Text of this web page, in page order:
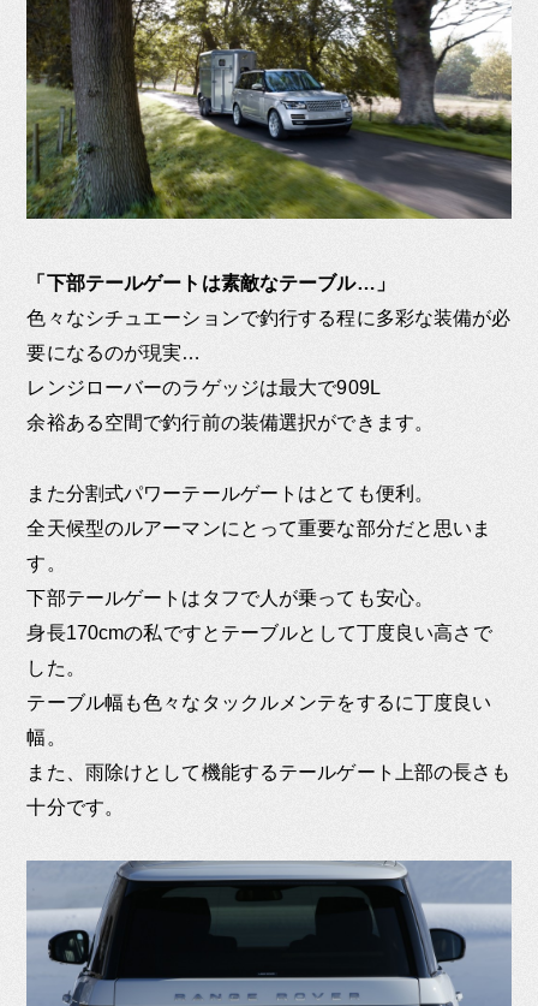
「下部テールゲートは素敵なテーブル…」
色々なシチュエーションで釣行する程に多彩な装備が必
要になるのが現実…
レンジローバーのラゲッジは最大で909L
余裕ある空間で釣行前の装備選択ができます。
また分割式パワーテールゲートはとても便利。
全天候型のルアーマンにとって重要な部分だと思いま
す。
下部テールゲートはタフで人が乗っても安心。
身長170cmの私ですとテーブルとして丁度良い高さで
した。
テーブル幅も色々なタックルメンテをするに丁度良い
幅。
また、雨除けとして機能するテールゲート上部の長さも
十分です。